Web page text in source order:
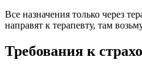
Все назначения только через
направят к терапевту, там
Требования к